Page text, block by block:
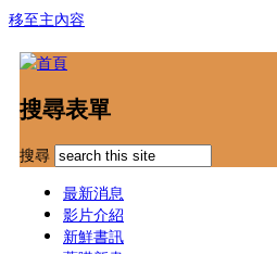
移至主內容
搜尋表單
搜尋
最新消息
影片介紹
新鮮書訊